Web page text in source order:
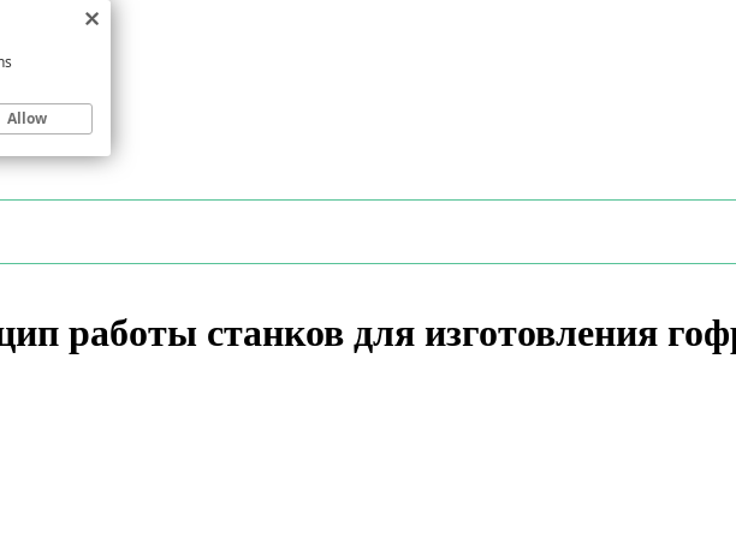
работы станков для изготовления
Allow